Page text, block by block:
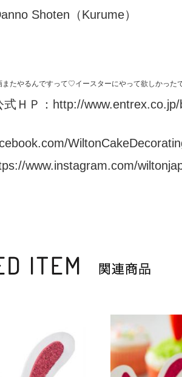
Shoten （Kurume）
またやるんですって♡イースターにやって欲しかった
ＨＰ： http://
www.instagram.com/